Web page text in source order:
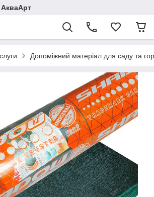
АкваАрт
Допоміжний матеріал для саду та